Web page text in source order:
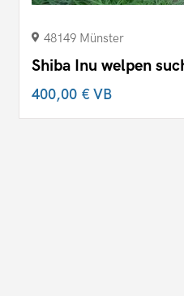
48149 Münster
Shiba Inu welpen
400,00 €VB